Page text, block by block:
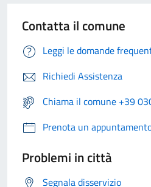
Contatta il comune
Leggi le domande
Richiedi Assistenza
Chiama il comune +39
Prenota un
Problemi in città
Segnala disservizio